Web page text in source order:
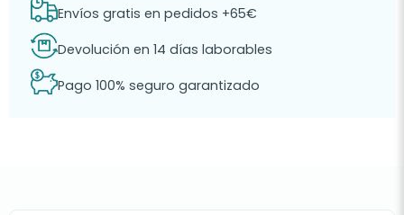
Envíos gratis en pedidos +65€
Devolución en 14 días laborables
Pago 100% seguro garantizado